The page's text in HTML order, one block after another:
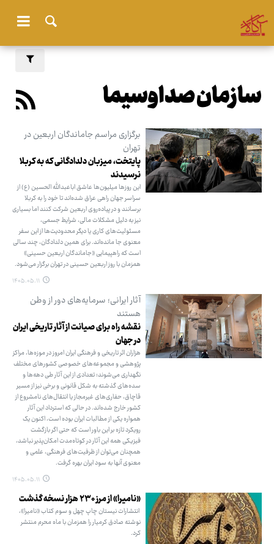
سازمان صداوسیما
برگزاری مراسم جاماندگان اربعین در
تهران
پایتخت، میزبان دلدادگانی که به کربلا
نرسیدند
این روزها میلیون‌ها عاشق اباعبدالله الحسین (ع) از
سراسر جهان راهی عراق شده‌اند تا خود را به کربلا
برسانند و در پیاده‌روی اربعین شرکت کنند اما بسیاری
نیز به دلیل مشکلات مالی، شرایط جسمی،
مسئولیت‌های کاری یا دیگر محدودیت‌ها از این سفر
معنوی جا مانده‌اند. برای همین دلدادگان، چند سالی
است که راهپیمایی «جاماندگان اربعین حسینی»
همزمان با روز اربعین حسینی در تهران برگزار می‌شود.
۱۴۰۵.۰۵.۱۱
آثار ایرانی؛ سرمایه‌های دور از وطن
هستند
نقشه راه برای صیانت از آثار تاریخی ایران
در جهان
هزاران اثر تاریخی و فرهنگی ایران امروز در موزه‌ها، مراکز
پژوهشی و مجموعه‌های خصوصی کشورهای مختلف
نگهداری می‌شوند؛ تعدادی از این آثار طی دهه‌ها و
سده‌های گذشته به شکل قانونی و برخی نیز از مسیر
قاچاق، حفاری‌های غیرمجاز یا انتقال‌های نامشروع از
کشور خارج شده‌اند. در حالی که استرداد این آثار
همواره یکی از مطالبات ایران بوده است، اکنون یک
رویکرد تازه بر این باور است که حتی اگر بازگشت
فیزیکی همه این آثار در کوتاه‌مدت امکان‌پذیر نباشد،
همچنان می‌توان از ظرفیت‌های فرهنگی، علمی و
معنوی آنها به سود ایران بهره گرفت.
۱۴۰۵.۰۵.۱۱
«نامیرا» از مرز ۲۳۰ هزار نسخه گذشت
انتشارات نیستان چاپ چهل و سوم کتاب «نامیرا»،
نوشته صادق کرمیار را همزمان با ماه محرم منتشر
کرد.